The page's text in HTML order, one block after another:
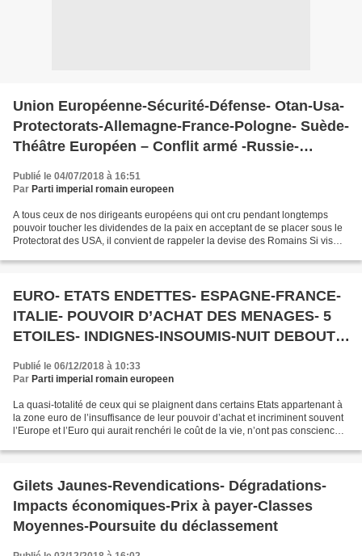
Union Européenne-Sécurité-Défense- Otan-Usa-
Protectorats-Allemagne-France-Pologne- Suède-
Théâtre Européen – Conflit armé -Russie-
Armées professionnelles- Forces insuffisantes-
Service National- Remontée en puissance-
Remilitarisation-
Publié le 04/07/2018 à 16:51
Par Parti imperial romain europeen
A tous ceux de nos dirigeants européens qui ont cru pendant longtemps
pouvoir toucher les dividendes de la paix en acceptant de se placer sous le
Protectorat des USA, il convient de rappeler la devise des Romains Si vis
EURO- ETATS ENDETTES- ESPAGNE-FRANCE-
ITALIE- POUVOIR D’ACHAT DES MENAGES- 5
ETOILES- INDIGNES-INSOUMIS-NUIT DEBOUT-
GILETS JAUNES-REVOLUTION-DEGAGISME
Publié le 06/12/2018 à 10:33
Par Parti imperial romain europeen
La quasi-totalité de ceux qui se plaignent dans certains Etats appartenant à
la zone euro de l’insuffisance de leur pouvoir d’achat et incriminent souvent
l’Europe et l’Euro qui aurait renchéri le coût de la vie, n’ont pas conscience
Gilets Jaunes-Revendications- Dégradations-
Impacts économiques-Prix à payer-Classes
Moyennes-Poursuite du déclassement